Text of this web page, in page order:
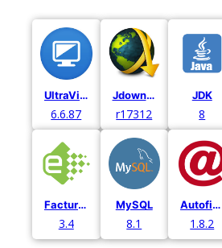
UltraViewer
6.6.87
Jdownloader
r17312
JDK
8
Facturae
3.4
MySQL
8.1
Autofirma
1.8.2